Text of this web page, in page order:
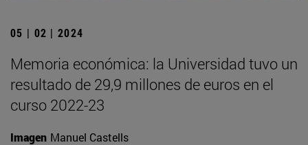
05 | 02 | 2024
Memoria económica: la Universidad tuvo un
resultado de 29,9 millones de euros en el
curso 2022-23
Imagen Manuel Castells